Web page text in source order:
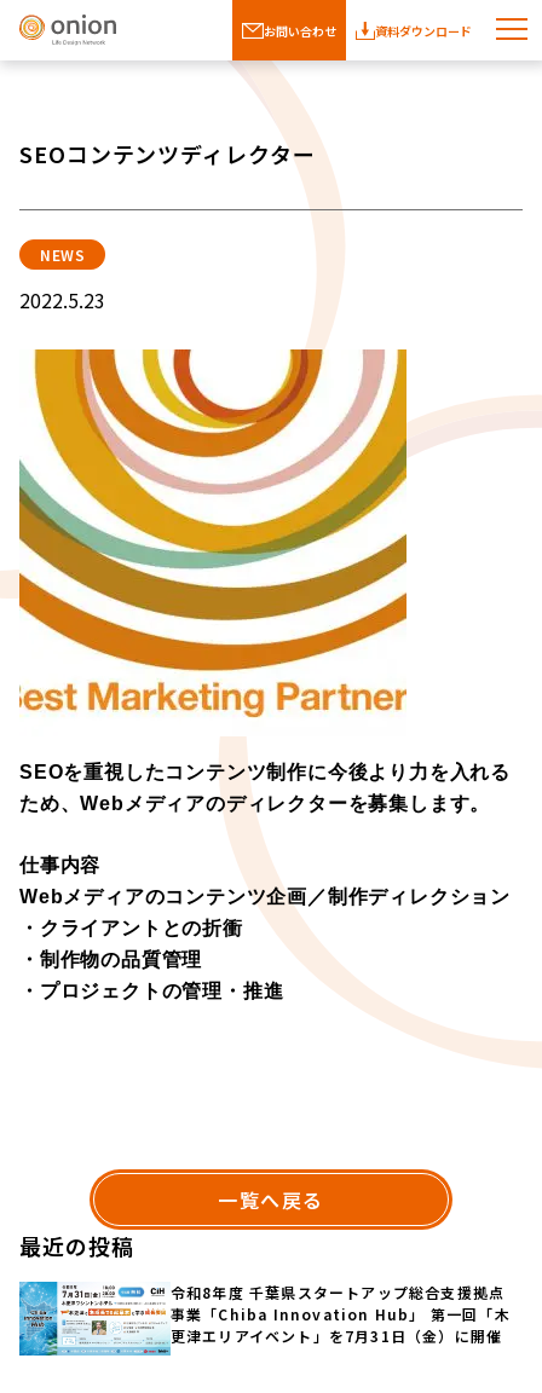
お問い合わせ 資料ダウンロード
SEOコンテンツディレクター
NEWS
2022.5.23
SEOを重視したコンテンツ制作に今後より力を入れる
ため、Webメディアのディレクターを募集します。
仕事内容
Webメディアのコンテンツ企画／制作ディレクション
・クライアントとの折衝
・制作物の品質管理
・プロジェクトの管理・推進
一覧へ戻る
最近の投稿
令和8年度 千葉県スタートアップ総合支援拠点
事業「Chiba Innovation Hub」 第一回「木
更津エリアイベント」を7月31日（金）に開催